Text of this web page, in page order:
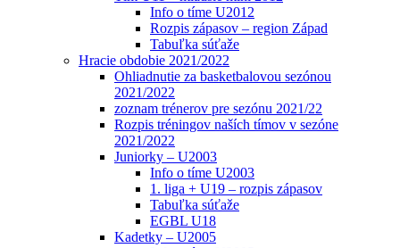
Info o tíme U2012
Rozpis zápasov – region Západ
Tabuľka súťaže
Hracie obdobie 2021/2022
Ohliadnutie za basketbalovou sezónou
2021/2022
zoznam trénerov pre sezónu 2021/22
Rozpis tréningov naších tímov v sezóne
2021/2022
Juniorky – U2003
Info o tíme U2003
1. liga + U19 – rozpis zápasov
Tabuľka súťaže
EGBL U18
Kadetky – U2005